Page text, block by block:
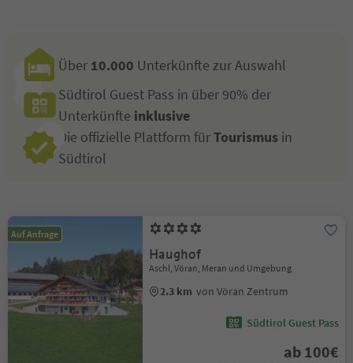
Über 10.000 Unterkünfte zur Auswahl
Südtirol Guest Pass in über 90% der
Unterkünfte inklusive
Die offizielle Plattform fürTourismus in
Südtirol
Auf Anfrage
Haughof
Aschl, Vöran, Meran und Umgebung
2.3 km von Vöran Zentrum
Südtirol Guest Pass
ab 100€